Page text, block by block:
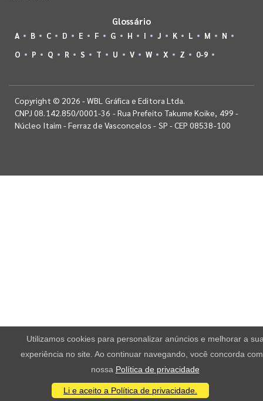
Glossário
A B C D E F G H I J K L M
N
O
P Q R S T U V W X Z 0-9
Copyright © 2026 - WBL Gráfica e Editora Ltda.
CNPJ 08.142.850/0001-36 - Rua Prefeito Takume Koike, 499 -
Núcleo Itaim - Ferraz de Vasconcelos - SP - CEP 08538-100
Utilizamos cookies para personalizar anúncios e melhorar a
experiência no site. Ao continuar navegando, você concorda
nossa Política de privacidade
Li e aceito a Política de privacidade.